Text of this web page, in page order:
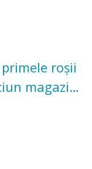
roșii
magazin